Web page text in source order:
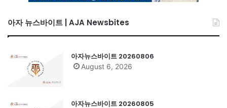
아자 뉴스바이트 | AJA Newsbites
아자뉴스바이트 20260806
August 6, 2026
아자뉴스바이트 20260805